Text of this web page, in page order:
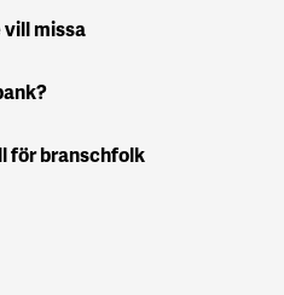
vill missa
för branschfolk